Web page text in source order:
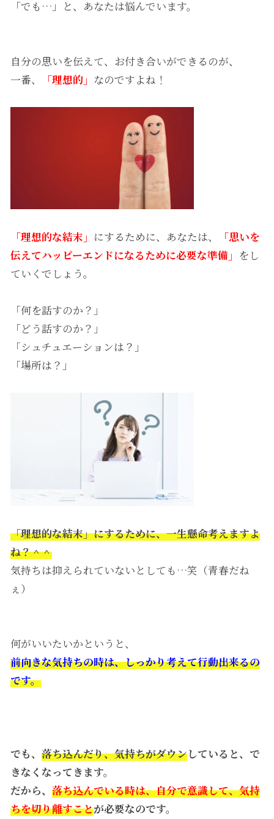
「でも…」と、あなたは悩んでいます。
自分の思いを伝えて、お付き合いができるのが、
一番、
「理想的」 なのですよね！
「理想的な結末」 にするために、あなたは、
「思いを
伝えてハッピーエンドになるために必要な準備」 をし
ていくでしょう。
「何を話すのか？」
「どう話すのか？」
「シュチュエーションは？」
「場所は？」
「理想的な結末」にするために、一生懸命考えますよ
ね？＾＾
気持ちは抑えられていないとしても…笑（青春だね
ぇ）
何がいいたいかというと、
前向きな気持ちの時は、しっかり考えて行動出来るの
です。
でも、 落ち込んだり、気持ちがダウンしていると、で
きなくなってきます。
だから、 落ち込んでいる時は、自分で意識して、気持
ちを切り離すことが必要なのです。